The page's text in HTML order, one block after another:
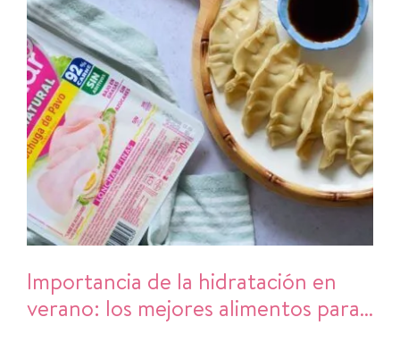
Importancia de la hidratación en
verano: los mejores alimentos para